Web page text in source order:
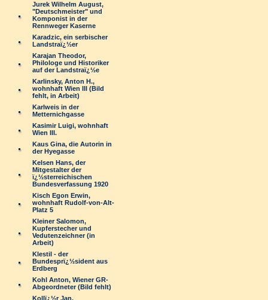
Jurek Wilhelm August,
"Deutschmeister" und
Komponist in der
Rennweger Kaserne
Karadzic, ein serbischer
Landstraï¿½er
Karajan Theodor,
Philologe und Historiker
auf der Landstraï¿½e
Karlinsky, Anton H.,
wohnhaft Wien III (Bild
fehlt, in Arbeit)
Karlweis in der
Metternichgasse
Kasimir Luigi, wohnhaft
Wien III.
Kaus Gina, die Autorin in
der Hyegasse
Kelsen Hans, der
Mitgestalter der
ï¿½sterreichischen
Bundesverfassung 1920
Kisch Egon Erwin,
wohnhaft Rudolf-von-Alt-
Platz 5
Kleiner Salomon,
Kupferstecher und
Vedutenzeichner (in
Arbeit)
Klestil - der
Bundesprï¿½sident aus
Erdberg
Kohl Anton, Wiener GR-
Abgeordneter (Bild fehlt)
Kollï¿½r Jan,